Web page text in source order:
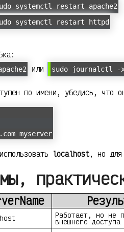
systemctl restart apache2
systemctl restart httpd
или sudo journalctl -
по имени, убедись,
myserver
localhost, но для
Работает, но не
внешнего доступа